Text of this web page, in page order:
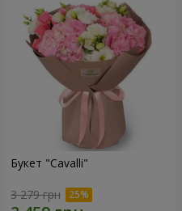
Букет "Cаvalli"
3 279 грн